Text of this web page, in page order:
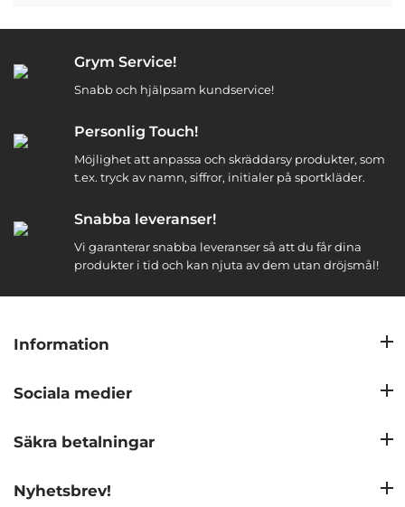
Grym Service!
Snabb och hjälpsam kundservice!
Personlig Touch!
Möjlighet att anpassa och skräddarsy produkter, som
t.ex. tryck av namn, siffror, initialer på sportkläder.
Snabba leveranser!
Vi garanterar snabba leveranser så att du får dina
produkter i tid och kan njuta av dem utan dröjsmål!
Information
Sociala medier
Säkra betalningar
Nyhetsbrev!